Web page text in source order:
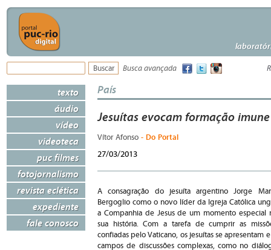
Busca avançada
texto
áudio
vídeo
videoteca
puc filmes
fotojornalismo
revista eclética
expediente
fale conosco
País
Jesuítas evocam formação
Vítor Afonso - Do Portal
27/03/2013
A consagração do jesuíta argentino Jorge
Bergoglio como o novo líder da Igreja Católica
a Companhia de Jesus de um momento especial
sua história. Com a tarefa de cumprir as
confiadas pelo Vaticano, os jesuítas se apresentam
campos de discussões complexas, como no